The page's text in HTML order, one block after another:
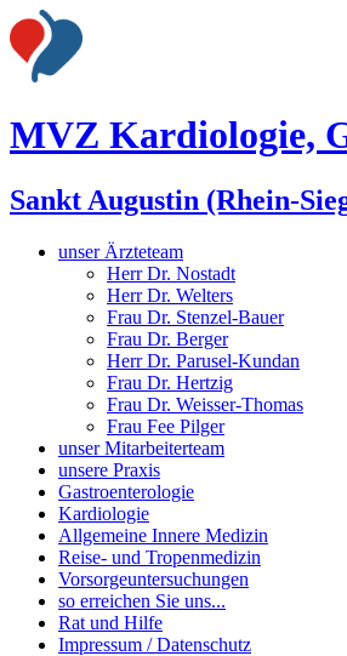
MVZ Kardiologie,
Sankt Augustin (Rhein-
unser Ärzteteam
Herr Dr. Nostadt
Herr Dr. Welters
Frau Dr. Stenzel-Bauer
Frau Dr. Berger
Herr Dr. Parusel-Kundan
Frau Dr. Hertzig
Frau Dr. Weisser-Thomas
Frau Fee Pilger
unser Mitarbeiterteam
unsere Praxis
Gastroenterologie
Kardiologie
Allgemeine Innere Medizin
Reise- und Tropenmedizin
Vorsorgeuntersuchungen
so erreichen Sie uns...
Rat und Hilfe
Impressum / Datenschutz